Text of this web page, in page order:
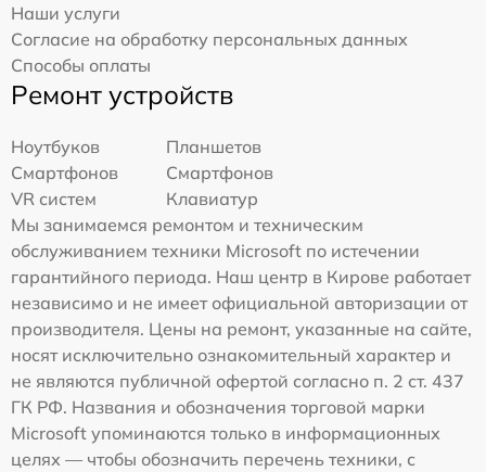
Наши услуги
Согласие на обработку персональных данных
Способы оплаты
Ремонт устройств
Ноутбуков
Планшетов
Смартфонов
Смартфонов
VR систем
Клавиатур
Мы занимаемся ремонтом и техническим
обслуживанием техники Microsoft по истечении
гарантийного периода. Наш центр в Кирове работает
независимо и не имеет официальной авторизации от
производителя. Цены на ремонт, указанные на сайте,
носят исключительно ознакомительный характер и
не являются публичной офертой согласно п. 2 ст. 437
ГК РФ. Названия и обозначения торговой марки
Microsoft упоминаются только в информационных
целях — чтобы обозначить перечень техники, с